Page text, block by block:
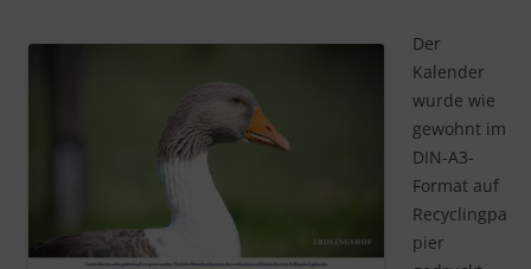
Der
Kalender
wurde wie
gewohnt im
DIN-A3-
Format auf
Recyclingpa
pier